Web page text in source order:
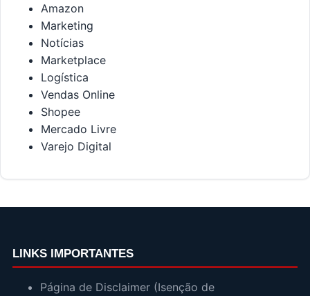
Amazon
Marketing
Notícias
Marketplace
Logística
Vendas Online
Shopee
Mercado Livre
Varejo Digital
LINKS IMPORTANTES
Página de Disclaimer (Isenção de